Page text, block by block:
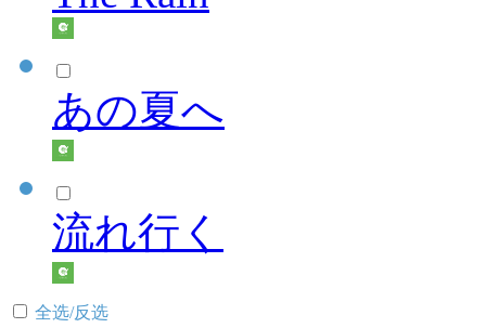
あの夏へ
流れ行く
全选/反选